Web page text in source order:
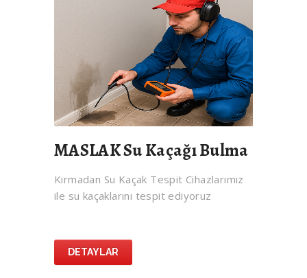
MASLAK Su Kaçağı Bulma
Kırmadan Su Kaçak Tespit Cihazlarımız
ile su kaçaklarını tespit ediyoruz
DETAYLAR